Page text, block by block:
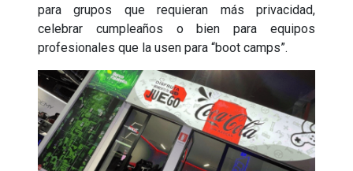
para grupos que requieran más privacidad,
celebrar cumpleaños o bien para equipos
profesionales que la usen para “boot camps”.